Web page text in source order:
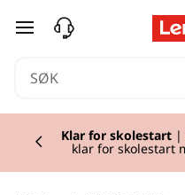
T
k
gå til hovedinnhold
Klar for skolestart |
klar for skolestart